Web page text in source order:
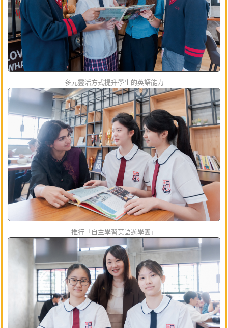
多元靈活方式提升學生的英語能力
推行「自主學習英語遊學團」